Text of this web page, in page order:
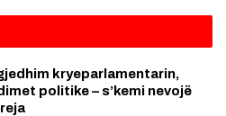
kryeparlamentarin,
politike – s’kemi nevojë